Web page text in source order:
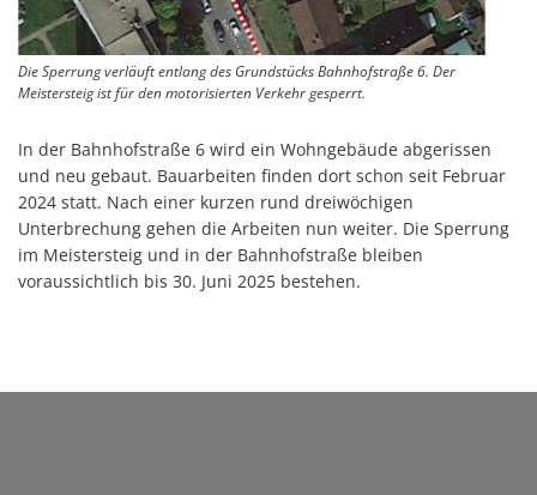
Die Sperrung verläuft entlang des Grundstücks Bahnhofstraße 6. Der
Meistersteig ist für den motorisierten Verkehr gesperrt.
In der Bahnhofstraße 6 wird ein Wohngebäude abgerissen
und neu gebaut. Bauarbeiten finden dort schon seit Februar
2024 statt. Nach einer kurzen rund dreiwöchigen
Unterbrechung gehen die Arbeiten nun weiter. Die Sperrung
im Meistersteig und in der Bahnhofstraße bleiben
voraussichtlich bis 30. Juni 2025 bestehen.